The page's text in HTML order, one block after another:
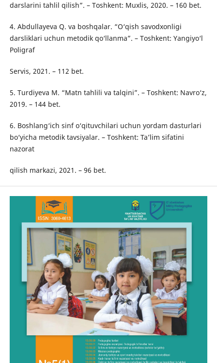
darslarini tahlil qilish”. – Toshkent: Muxlis, 2020. – 160 bet.
4. Abdullayeva Q. va boshqalar. “O‘qish savodxonligi
darsliklari uchun metodik qo‘llanma”. – Toshkent: Yangiyo‘l
Poligraf
Servis, 2021. – 112 bet.
5. Turdiyeva M. “Matn tahlili va talqini”. – Toshkent: Navro‘z,
2019. – 144 bet.
6. Boshlang‘ich sinf o‘qituvchilari uchun yordam dasturlari
bo‘yicha metodik tavsiyalar. – Toshkent: Ta’lim sifatini
nazorat
qilish markazi, 2021. – 96 bet.